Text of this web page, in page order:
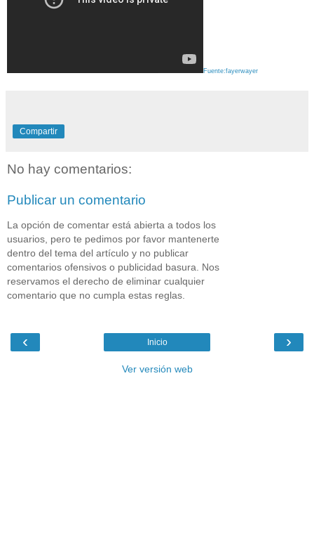
Fuente:fayerwayer
Compartir
No hay comentarios:
Publicar un comentario
La opción de comentar está abierta a todos los
usuarios, pero te pedimos por favor mantenerte
dentro del tema del artículo y no publicar
comentarios ofensivos o publicidad basura. Nos
reservamos el derecho de eliminar cualquier
comentario que no cumpla estas reglas.
‹ ›
Inicio
Ver versión web